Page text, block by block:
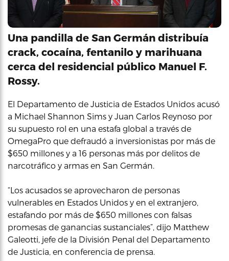
Una pandilla de San Germán distribuía
crack, cocaína, fentanilo y marihuana
cerca del residencial público Manuel F.
Rossy.
El Departamento de Justicia de Estados Unidos acusó
a Michael Shannon Sims y Juan Carlos Reynoso por
su supuesto rol en una estafa global a través de
OmegaPro que defraudó a inversionistas por más de
$650 millones y a 16 personas más por delitos de
narcotráfico y armas en San Germán.
“Los acusados se aprovecharon de personas
vulnerables en Estados Unidos y en el extranjero,
estafando por más de $650 millones con falsas
promesas de ganancias sustanciales”, dijo Matthew
Galeotti, jefe de la División Penal del Departamento
de Justicia, en conferencia de prensa.